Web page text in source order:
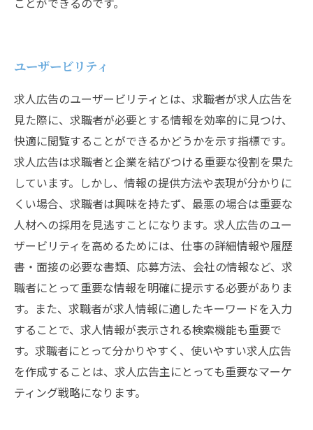
ユーザービリティ
求人広告のユーザービリティとは、求職者が求人広告を
見た際に、求職者が必要とする情報を効率的に見つけ、
快適に閲覧することができるかどうかを示す指標です。
求人広告は求職者と企業を結びつける重要な役割を果た
しています。しかし、情報の提供方法や表現が分かりに
くい場合、求職者は興味を持たず、最悪の場合は重要な
人材への採用を見逃すことになります。求人広告のユー
ザービリティを高めるためには、仕事の詳細情報や履歴
書・面接の必要な書類、応募方法、会社の情報など、求
職者にとって重要な情報を明確に提示する必要がありま
す。また、求職者が求人情報に適したキーワードを入力
することで、求人情報が表示される検索機能も重要で
す。求職者にとって分かりやすく、使いやすい求人広告
を作成することは、求人広告主にとっても重要なマーケ
ティング戦略になります。